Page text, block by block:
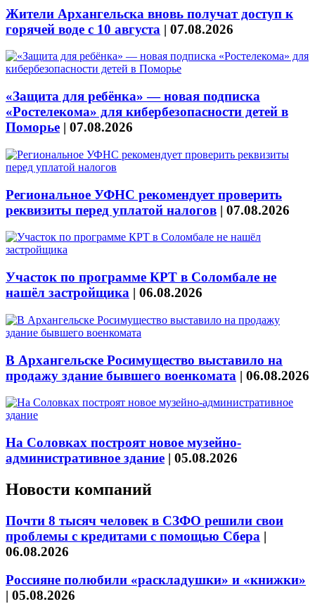
Жители Архангельска вновь получат доступ к
горячей воде с 10 августа | 07.08.2026
«Защита для ребёнка» — новая подписка
«Ростелекома» для кибербезопасности детей в
Поморье | 07.08.2026
Региональное УФНС рекомендует проверить
реквизиты перед уплатой налогов | 07.08.2026
Участок по программе КРТ в Соломбале не
нашёл застройщика | 06.08.2026
В Архангельске Росимущество выставило на
продажу здание бывшего военкомата | 06.08.2026
На Соловках построят новое музейно-
административное здание | 05.08.2026
Новости компаний
Почти 8 тысяч человек в СЗФО решили свои
проблемы с кредитами с помощью Сбера |
06.08.2026
Россияне полюбили «раскладушки» и «книжки»
| 05.08.2026